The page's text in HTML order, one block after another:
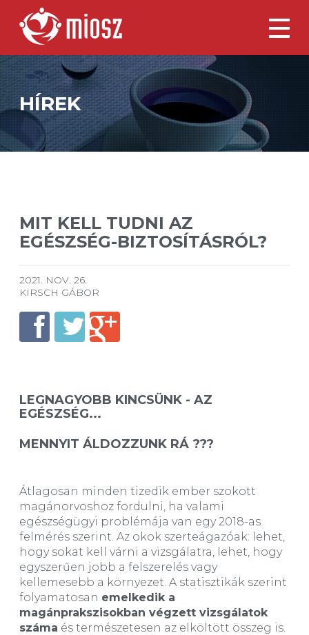
HÍREK
MIT KELL TUDNI AZ
EGÉSZSÉG-BIZTOSÍTÁSRÓL?
2021. NOV. 26.
KIRSCH GÁBOR
LEGNAGYOBB KINCSÜNK - AZ
EGÉSZSÉG...
MENNYIT ÁLDOZZUNK RÁ ???
Átlagosan minden tizedik ember szokott
magánorvoshoz fordulni, ha valami
egészségügyi problémája van egy 2018-as
felmérés szerint. Az okok szerteágazóak: lehet,
hogy sokat kell várni a vizsgálatra, lehet, hogy
egyszerűen jobb a felszerelés vagy
kellemesebb a környezet. A statisztikák szerint
folyamatosan emelkedik a
magánprakszisokban végzett vizsgálatok
száma és természetesen az elköltött összeg is.